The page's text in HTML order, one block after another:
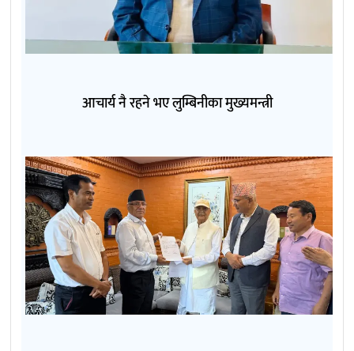
आचार्य नै रहने भए लुम्बिनीका मुख्यमन्त्री